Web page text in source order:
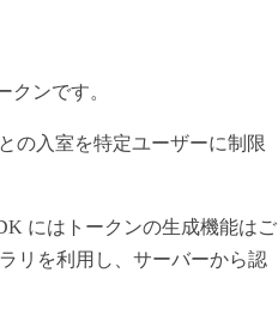
クンです。
の入室を特定ユーザーに制限
にはトークンの生成機能はご
リを利用し、サーバーから認